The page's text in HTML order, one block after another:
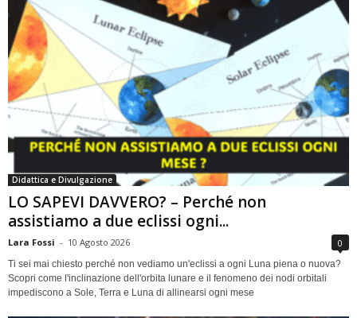
Didattica e Divulgazione
LO SAPEVI DAVVERO? – Perché non
assistiamo a due eclissi ogni...
Lara Fossi - 10 Agosto 2026 0
Ti sei mai chiesto perché non vediamo un'eclissi a ogni Luna piena o nuova?
Scopri come l'inclinazione dell'orbita lunare e il fenomeno dei nodi orbitali
impediscono a Sole, Terra e Luna di allinearsi ogni mese